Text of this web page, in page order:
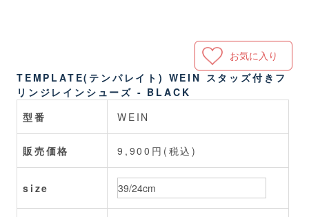
お気に入り
TEMPLATE(テンパレイト) WEIN スタッズ付きフ
リンジレインシューズ - BLACK
型番
WEIN
販売価格 9,900円(税込)
size